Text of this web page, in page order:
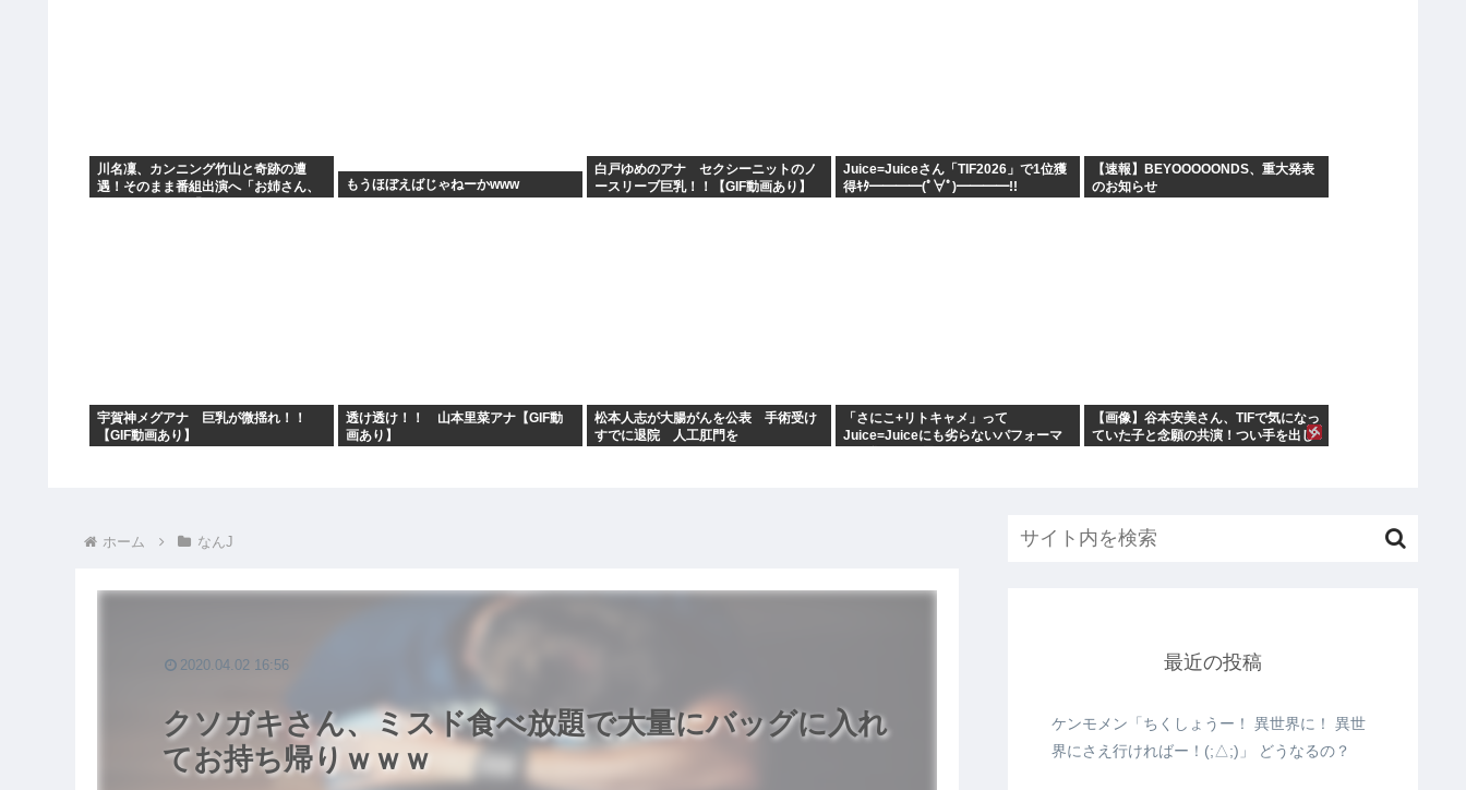
川名凜、カンニング竹山と奇跡の遭
遇！そのまま番組出演へ「お姉さん、
もうほぼえばじゃねーかwww
白戸ゆめのアナ セクシーニットのノ
ースリーブ巨乳！！【GIF動画あり】
Juice=Juiceさん「TIF2026」で1位獲
得ｷﾀ━━━━(ﾟ∀ﾟ)━━━━!!
【速報】BEYOOOOONDS、重大発表
のお知らせ
宇賀神メグアナ 巨乳が微揺れ！！
【GIF動画あり】
透け透け！！ 山本里菜アナ【GIF動
画あり】
松本人志が大腸がんを公表 手術受け
すでに退院 人工肛門を
「さにこ+リトキャメ」って
Juice=Juiceにも劣らないパフォーマ
【画像】谷本安美さん、TIFで気になっ
ていた子と念願の共演！つい手を出し
ホーム なんJ
クソガキさん、ミスド食べ放題で大量にバッグに入れ
てお持ち帰りｗｗｗ
2020.04.02 16:56 最近の投稿
ケンモメン「ちくしょうー！ 異世界に！ 異世
界にさえ行ければー！(;△;)」 どうなるの？